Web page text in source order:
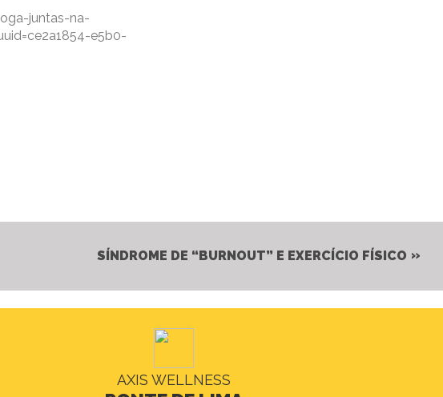
juntas-na-
e5b0-
SÍNDROME DE “BURNOUT” E EXERCÍCIO FÍSICO
AXIS WELLNESS